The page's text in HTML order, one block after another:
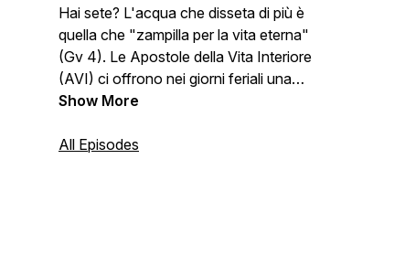
Hai sete? L'acqua che disseta di più è
quella che "zampilla per la vita eterna"
(Gv 4). Le Apostole della Vita Interiore
(AVI) ci offrono nei giorni feriali una
riflessione sulla liturgia quotidiana. N.B. La
nostre comunità parrocchiali.
Show More
All Episodes